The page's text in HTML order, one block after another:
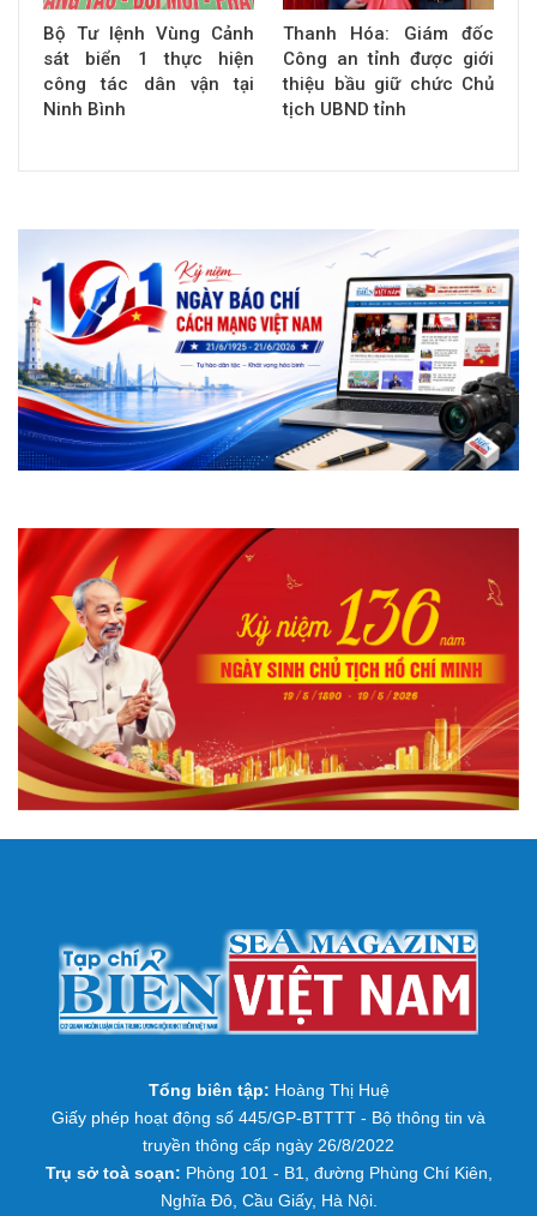
Bộ Tư lệnh Vùng Cảnh
sát biển 1 thực hiện
công tác dân vận tại
Ninh Bình
Thanh Hóa: Giám đốc
Công an tỉnh được giới
thiệu bầu giữ chức Chủ
tịch UBND tỉnh
Tổng biên tập: Hoàng Thị Huệ
Giấy phép hoạt động số 445/GP-BTTTT - Bộ thông tin và
truyền thông cấp ngày 26/8/2022
Trụ sở toà soạn: Phòng 101 - B1, đường Phùng Chí Kiên,
Nghĩa Đô, Cầu Giấy, Hà Nội.